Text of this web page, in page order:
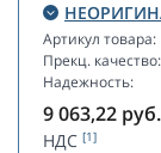
Артикул товара:
Прекц. качество:
Надежность:
9 063,22 руб.
НДС [1]